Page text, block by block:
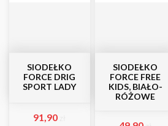
SIODEŁKO
FORCE DRIG
SPORT LADY
91,90
SIODEŁKO
FORCE FREE
KIDS, BIAŁO-
RÓŻOWE